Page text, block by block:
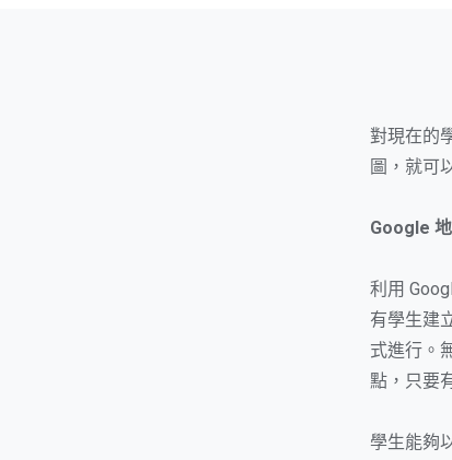
對現在的
圖，就可
Google
利用
有學生建
式進行。
點，只要
學生能夠